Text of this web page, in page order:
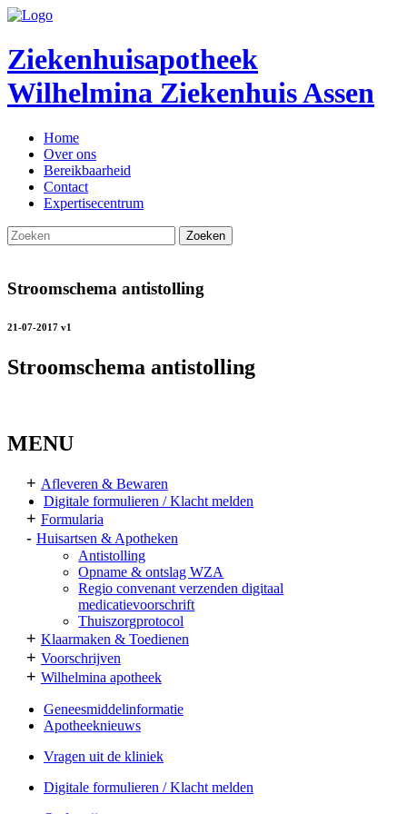
Ziekenhuisapotheek
Wilhelmina Ziekenhuis Assen
Home
Over ons
Bereikbaarheid
Contact
Expertisecentrum
Stroomschema antistolling
21-07-2017 v1
Stroomschema antistolling
MENU
+ Afleveren & Bewaren
Digitale formulieren / Klacht melden
+ Formularia
- Huisartsen & Apotheken
Antistolling
Opname & ontslag WZA
Regio convenant verzenden digitaal
medicatievoorschrift
Thuiszorgprotocol
+ Klaarmaken & Toedienen
+ Voorschrijven
+ Wilhelmina apotheek
Geneesmiddelinformatie
Apotheeknieuws
Vragen uit de kliniek
Digitale formulieren / Klacht melden